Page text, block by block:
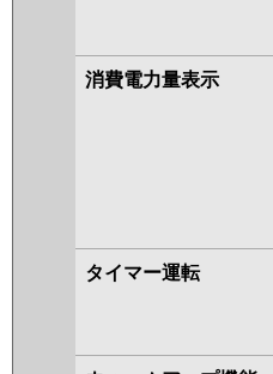
消費電力量表示
タイマー運転